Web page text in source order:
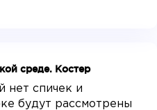
среде. Костер
нет спичек и
будут рассмотрены